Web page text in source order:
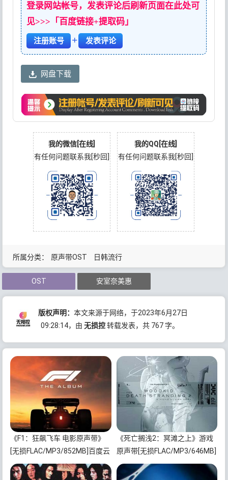
所属分类： 原声带OST 日韩流行
登录网站帐号，发表评论后刷新页面在此处可
见>>>「百度链接+提取码」
注册账号 + 发表评论
网盘下载
我的微信[在线]
有任何问题联系我[秒回]
我的QQ[在线]
有任何问题联系我[秒回]
OST 安室奈美惠
版权声明：本文来源于网络，于2023年6月27日
09:28:14，由无损控转载发表，共 767 字。
《F1：狂飙飞车 电影原声带》
[无损FLAC/MP3/852MB]百度云
网盘下载
《死亡搁浅2：冥滩之上》游戏
原声带[无损FLAC/MP3/646MB]
百度云网盘下载